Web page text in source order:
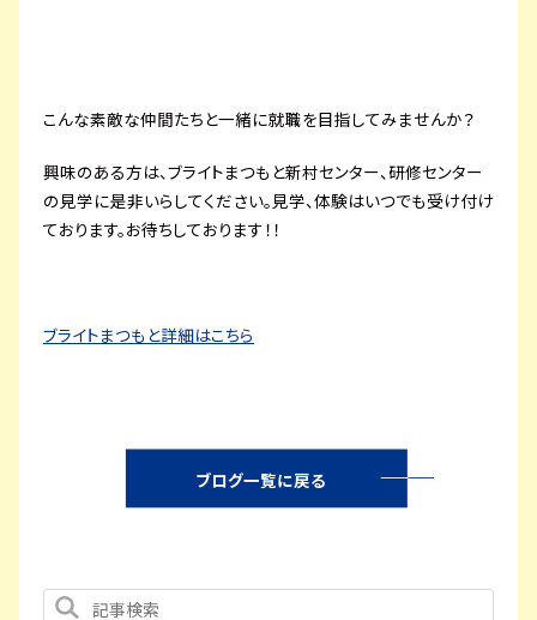
こんな素敵な仲間たちと一緒に就職を目指してみませんか？
興味のある方は、ブライトまつもと新村センター、研修センター
の見学に是非いらしてください。見学、体験はいつでも受け付け
ております。お待ちしております！！
ブライトまつもと詳細はこちら
ブログ一覧に戻る